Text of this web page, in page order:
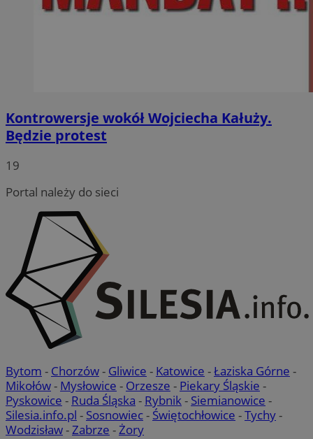
Kontrowersje wokół Wojciecha Kałuży.
Będzie protest
19
Portal należy do sieci
Bytom - Chorzów- Gliwice - Katowice -Łaziska Górne -
Mikołów- Mysłowice - Orzesze - Piekary Śląskie -
Pyskowice - Ruda Śląska - Rybnik- Siemianowice -
Silesia.info.pl - Sosnowiec- Świętochłowice -Tychy-
Wodzisław-Zabrze -Żory